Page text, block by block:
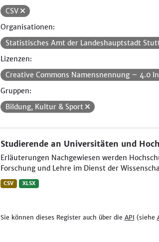
CSV
Organisationen:
Statistisches Amt der Landeshauptstadt
Lizenzen:
Creative Commons Namensnennung – 4.0
Gruppen:
Bildung, Kultur & Sport
Studierende an Universitäten und
Erläuterungen Nachgewiesen werden
Forschung und Lehre im Dienst der
CSV XLSX
Sie können dieses Register auch über die API (siehe